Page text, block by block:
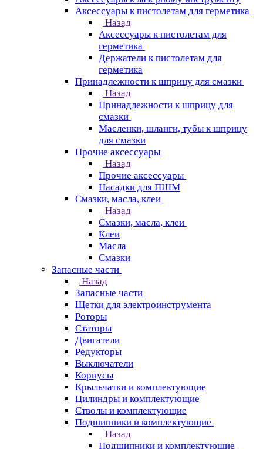
Аксессуары к пистолетам для герметика
Назад
Аксессуары к пистолетам для
герметика
Держатели к пистолетам для
герметика
Принадлежности к шприцу для смазки
Назад
Принадлежности к шприцу для
смазки
Масленки, шланги, тубы к шприцу
для смазки
Прочие аксессуары
Назад
Прочие аксессуары
Насадки для ПШМ
Смазки, масла, клеи
Назад
Смазки, масла, клеи
Клеи
Масла
Смазки
Запасные части
Назад
Запасные части
Щетки для электроинструмента
Роторы
Статоры
Двигатели
Редукторы
Выключатели
Корпусы
Крыльчатки и комплектующие
Цилиндры и комплектующие
Стволы и комплектующие
Подшипники и комплектующие
Назад
Подшипники и комплектующие